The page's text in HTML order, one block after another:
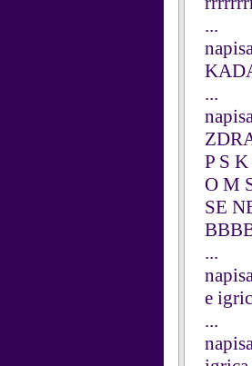
...
...
P S
O M
SE
...
e
...